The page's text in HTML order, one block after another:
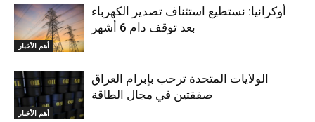
أهم الأخبار
أوكرانيا: نستطيع استئناف تصدير الكهرباء
بعد توقف دام 6 أشهر
أهم الأخبار
الولايات المتحدة ترحب بإبرام العراق
صفقتين في مجال الطاقة